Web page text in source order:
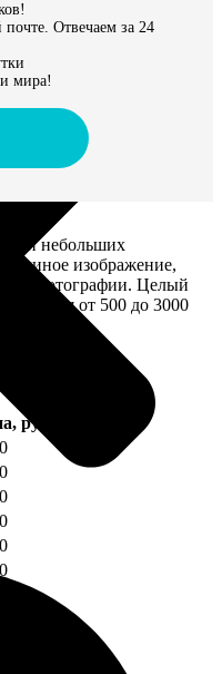
почте. Отвечаем за 24
мира!
небольших
единое изображение,
фотографии. Целый
от 500 до 3000
руб.